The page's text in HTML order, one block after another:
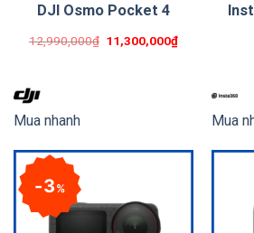
DJI Osmo Pocket 4
12,990,000₫ 11,300,000₫
Mua nhanh Mua
3%